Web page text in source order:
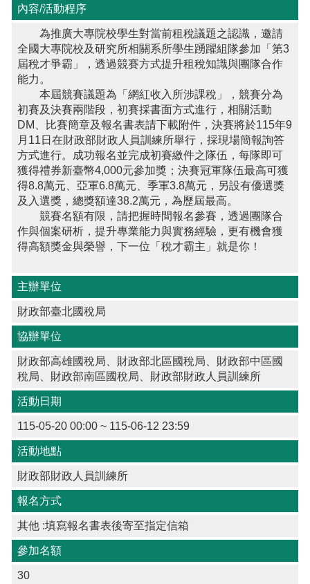
內容/活動程序
為推廣大專院校學生對當前租稅議題之認識，邀請
全國大專院校及研究所相關系所學生踴躍組隊參加「第3
屆稅才爭霸」，透過競賽方式提升租稅知識與團隊合作
能力。
本屆競賽議題為「網紅收入所涉課稅」，競賽分為
初賽及決賽兩階段，初賽採書面方式進行，相關活動
DM、比賽簡章及報名書表請下載附件，決賽將於115年9
月11日在財政部財政人員訓練所舉行，採現場簡報詢答
方式進行。成功報名並完成初賽繳件之隊伍，每隊即可
獲得禮券新臺幣4,000元參加獎；決賽冠軍隊伍最高可獲
得8.8萬元、亞軍6.8萬元、季軍3.8萬元，另設有優選獎
及入選獎，總獎額達38.2萬元，為歷屆最高。
競賽名額有限，請把握時間報名參賽，透過團隊合
作與個案研析，提升專業能力與實務經驗，更有機會獲
得高額獎金與榮譽，下一位「稅才霸主」就是你！
主辦單位
財政部臺北國稅局
協辦單位
財政部高雄國稅局、財政部北區國稅局、財政部中區國
稅局、財政部南區國稅局、財政部財政人員訓練所
活動日期
115-05-20 00:00 ~ 115-06-12 23:59
活動地點
財政部財政⼈員訓練所
報名方式
其他 :填寫報名書表後寄⾄指定信箱
參加名額
30